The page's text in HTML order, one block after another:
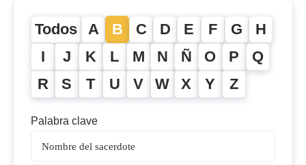
Todos A B C D E F G H
I J K L M N Ñ O P Q
R S T U V W X Y Z
Palabra clave